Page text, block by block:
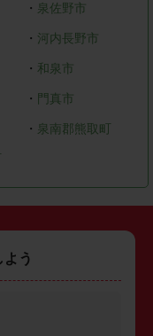
・ 泉佐野市
・ 河内長野市
・ 和泉市
・ 門真市
・ 泉南郡熊取町
う